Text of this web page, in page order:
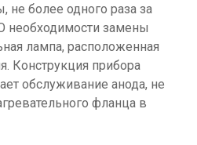
более одного раза за
необходимости замены
лампа, расположенная
Конструкция прибора
обслуживание анода, не
фланца в